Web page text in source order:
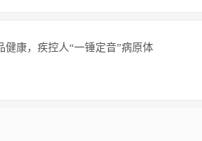
健康，疾控人“一锤定音”病原体